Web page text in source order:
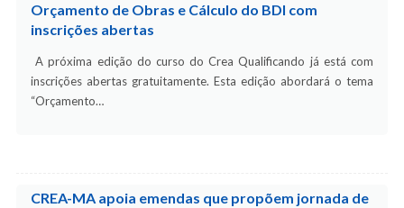
Orçamento de Obras e Cálculo do BDI com
inscrições abertas
A próxima edição do curso do Crea Qualificando já está com
inscrições abertas gratuitamente. Esta edição abordará o tema
“Orçamento…
CREA-MA apoia emendas que propõem jornada de